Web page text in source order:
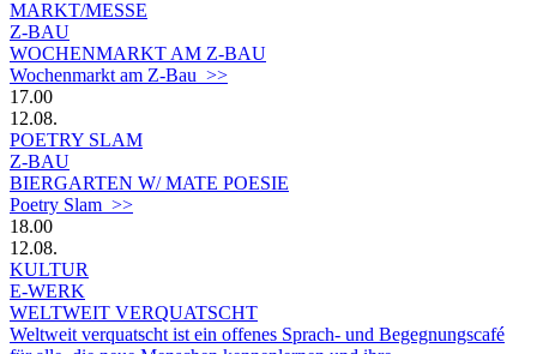
MARKT/MESSE
Z-BAU
WOCHENMARKT AM Z-BAU
Wochenmarkt am Z-Bau >>
17.00
12.08.
POETRY SLAM
Z-BAU
BIERGARTEN W/ MATE POESIE
Poetry Slam >>
18.00
12.08.
KULTUR
E-WERK
WELTWEIT VERQUATSCHT
Weltweit verquatscht ist ein offenes Sprach- und Begegnungscafé